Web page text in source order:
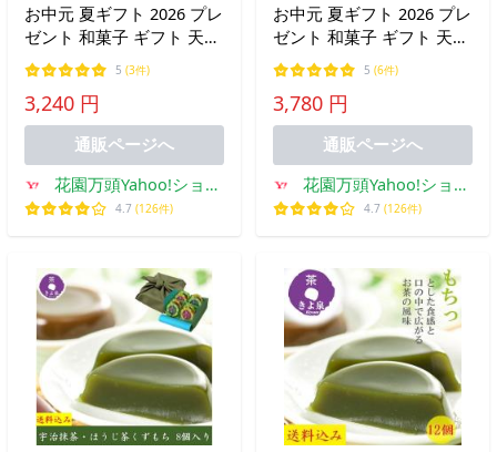
お中元 夏ギフト 2026 プレ
ゼント 和菓子 ギフト 天保
5年創業 東京新宿 代表銘
菓 花園万頭 葛まんじゅ
う・フルーツゼリー詰合せ
5 (3件)
3,240 円
通販ページへ
花園万頭Yahoo!ショッ
ピング店
4.7 (126件)
お中元 夏ギフト 2026 プレ
ゼント 和菓子 ギフト 天保
5年創業 東京新宿 代表銘
菓 花園万頭 葛まんじゅう
15個入り
5 (6件)
3,780 円
通販ページへ
花園万頭Yahoo!ショッ
ピング店
4.7 (126件)